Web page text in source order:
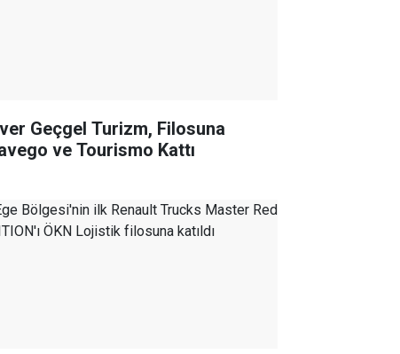
Geçgel Turizm, Filosuna
ve Tourismo Kattı